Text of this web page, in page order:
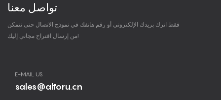
تواصل معنا
فقط اترك بريدك الإلكتروني أو رقم هاتفك في نموذج الاتصال حتى نتمكن
من إرسال اقتراح مجاني إليك!
E-MAIL US
sales@alforu.cn